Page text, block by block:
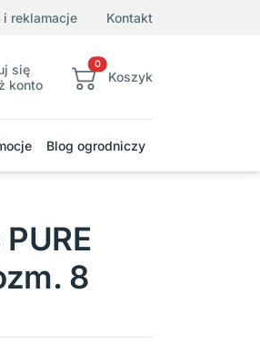
reklamacje Kontakt
się
konto
0
Koszyk
Blog ogrodniczy
8